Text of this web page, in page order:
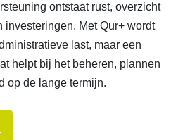
ontstaat rust, overzicht
Met Qur+ wordt
last, maar een
helpt bij het beheren, plannen
op de lange termijn.